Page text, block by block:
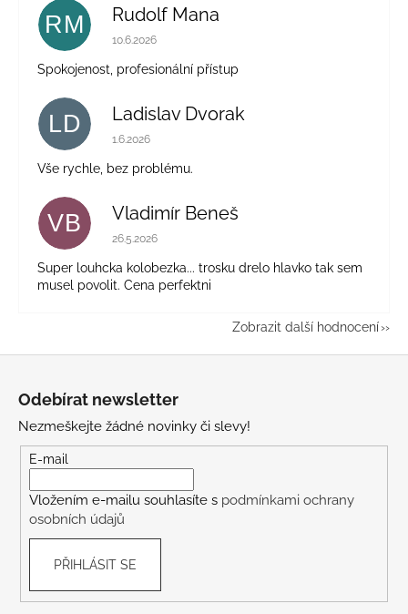
RM Rudolf Mana
Hodnocení obchodu je 5 z 5 hvězdiček.
10.6.2026
Spokojenost, profesionální přístup
LD Ladislav Dvorak
Hodnocení obchodu je 5 z 5 hvězdiček.
1.6.2026
Vše rychle, bez problému.
VB Vladimír Beneš
Hodnocení obchodu je 5 z 5 hvězdiček.
26.5.2026
Super louhcka kolobezka... trosku drelo hlavko tak sem
musel povolit. Cena perfektni
Zobrazit další hodnocení
Odebírat newsletter
Nezmeškejte žádné novinky či slevy!
E-mail
Vložením e-mailu souhlasíte s podmínkami ochrany
osobních údajů
PŘIHLÁSIT SE